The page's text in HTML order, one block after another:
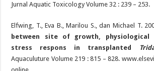
Jurnal Aquatic Toxicology Volume 32 : 239 – 253.
Elfwing, T., Eva B., Marilou S., dan Michael T.
between site of growth, physiological
stress respons in transplanted
Aquaculuture Volume 219 : 815 – 828.